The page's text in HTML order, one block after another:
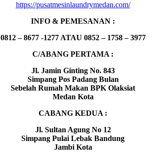
https://pusatmesinlaundrymedan.com/
INFO & PEMESANAN :
0812 – 8677 -1277 ATAU 0852 – 1758 – 3977
C/ABANG PERTAMA :
Jl. Jamin Ginting No. 843
Simpang Pos Padang Bulan
Sebelah Rumah Makan BPK Olaksiat
Medan Kota
CABANG KEDUA :
Jl. Sultan Agung No 12
Simpang Pulai Lebak Bandung
Jambi Kota